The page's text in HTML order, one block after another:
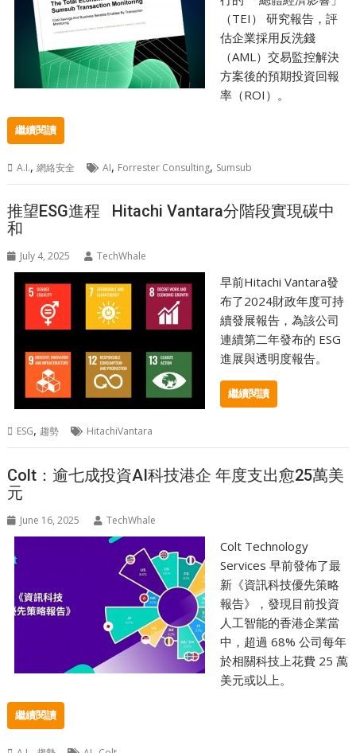
（TEI） 研究報告，評
估企業採用反洗錢
（AML）交易監控解決
方案後的預期投資回報
率（ROI）。
繼續閱讀
A.I.,網絡安全 AI, Forrester Consulting, Sumsub
推望ESG進程 Hitachi Vantara分階段實現碳中
和
July 4, 2025 TechWhale
早前Hitachi Vantara發
布了2024財政年度可持
續發展報告，為該公司
連續第二年發布的 ESG
進展與透明度報告。
繼續閱讀
ESG, 趨勢 HitachiVantara
Colt：逾七成投資AI科技港企 年度支出愈25萬美
元
June 16, 2025 TechWhale
Colt Technology
Services 早前發佈了最
新《資訊科技優先策略
報告》，發現目前投資
人工智能的香港企業當
中，超過 68% 公司每年
於相關科技上花費 25 萬
美元或以上。
繼續閱讀